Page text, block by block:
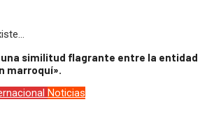
una similitud flagrante entre la entidad
marroquí».
Noticias